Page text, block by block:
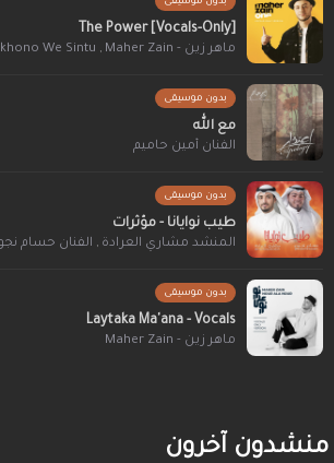
The Power [Vocals-Only]
ماهر زين - Maher Zain ,
We Sintu
بدون موسيقى
مع الله
الفنان أمين حاميم
بدون موسيقى
طيب نوايانا - مؤثرات
المنشد مشاري العرادة , الفنان حسام
بدون موسيقى
Laytaka Ma'ana - Vocals
ماهر زين - Maher Zain
منشدون آخرون